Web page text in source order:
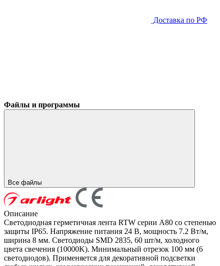
Доставка по РФ
Файлы и программы
Все файлы
Описание
Светодиодная герметичная лента RTW серии A80 со степенью
защиты IP65. Напряжение питания 24 В, мощность 7.2 Вт/м,
ширина 8 мм. Светодиоды SMD 2835, 60 шт/м, холодного
цвета свечения (10000K). Минимальный отрезок 100 мм (6
светодиодов). Применяется для декоративной подсветки